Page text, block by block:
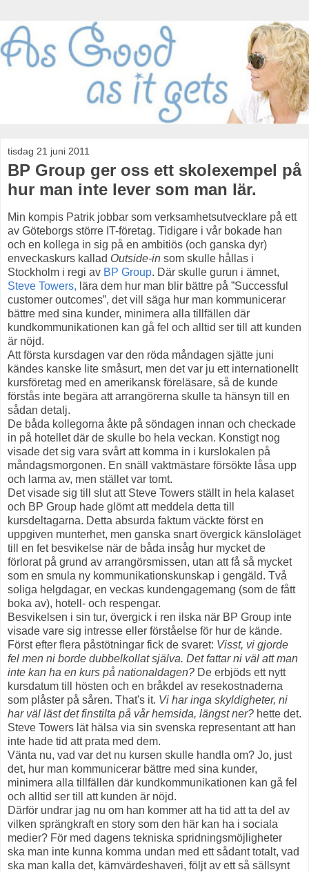
tisdag 21 juni 2011
BP Group ger oss ett skolexempel på
hur man inte lever som man lär.
Min kompis Patrik jobbar som verksamhetsutvecklare på ett
av Göteborgs större IT-företag. Tidigare i vår bokade han
och en kollega in sig på en ambitiös (och ganska dyr)
enveckaskurs kallad Outside-in som skulle hållas i
Stockholm i regi av BP Group. Där skulle gurun i ämnet,
Steve Towers, lära dem hur man blir bättre på ”Successful
customer outcomes”, det vill säga hur man kommunicerar
bättre med sina kunder, minimera alla tillfällen där
kundkommunikationen kan gå fel och alltid ser till att kunden
är nöjd.
Att första kursdagen var den röda måndagen sjätte juni
kändes kanske lite småsurt, men det var ju ett internationellt
kursföretag med en amerikansk föreläsare, så de kunde
förstås inte begära att arrangörerna skulle ta hänsyn till en
sådan detalj.
De båda kollegorna åkte på söndagen innan och checkade
in på hotellet där de skulle bo hela veckan. Konstigt nog
visade det sig vara svårt att komma in i kurslokalen på
måndagsmorgonen. En snäll vaktmästare försökte låsa upp
och larma av, men stället var tomt.
Det visade sig till slut att Steve Towers ställt in hela kalaset
och BP Group hade glömt att meddela detta till
kursdeltagarna. Detta absurda faktum väckte först en
uppgiven munterhet, men ganska snart övergick känsloläget
till en fet besvikelse när de båda insåg hur mycket de
förlorat på grund av arrangörsmissen, utan att få så mycket
som en smula ny kommunikationskunskap i gengäld. Två
soliga helgdagar, en veckas kundengagemang (som de fått
boka av), hotell- och respengar.
Besvikelsen i sin tur, övergick i ren ilska när BP Group inte
visade vare sig intresse eller förståelse för hur de kände.
Först efter flera påstötningar fick de svaret: Visst, vi gjorde
fel men ni borde dubbelkollat själva. Det fattar ni väl att man
inte kan ha en kurs på nationaldagen? De erbjöds ett nytt
kursdatum till hösten och en bråkdel av resekostnaderna
som plåster på såren. That's it. Vi har inga skyldigheter, ni
har väl läst det finstilta på vår hemsida, längst ner? hette det.
Steve Towers lät hälsa via sin svenska representant att han
inte hade tid att prata med dem.
Vänta nu, vad var det nu kursen skulle handla om? Jo, just
det, hur man kommunicerar bättre med sina kunder,
minimera alla tillfällen där kundkommunikationen kan gå fel
och alltid ser till att kunden är nöjd.
Därför undrar jag nu om han kommer att ha tid att ta del av
vilken sprängkraft en story som den här kan ha i sociala
medier? För med dagens tekniska spridningsmöjligheter
ska man inte kunna komma undan med ett sådant totalt, vad
ska man kalla det, kärnvärdeshaveri, följt av ett så sällsynt